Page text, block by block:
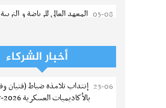
05-08 المعهد العالي للرياضة و
تمديد آجال الترشح للماجستير
كلية العلوم الإقتصادية
أخبار الشركاء
23-06 إنتداب تلامذة ضباط (فتيان
بالأكاديميات العسكرية 2026-2027